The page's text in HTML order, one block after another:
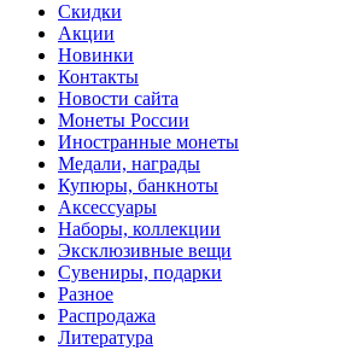
Скидки
Акции
Новинки
Контакты
Новости сайта
Монеты России
Иностранные монеты
Медали, награды
Купюры, банкноты
Аксессуары
Наборы, коллекции
Эксклюзивные вещи
Сувениры, подарки
Разное
Распродажа
Литература